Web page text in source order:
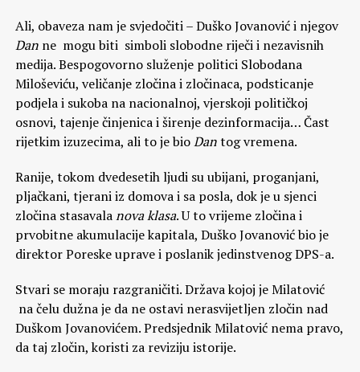
Ali, obaveza nam je svjedočiti – Duško Jovanović i njegov
Danne mogu biti simboli slobodne riječi i nezavisnih
medija. Bespogovorno služenje politici Slobodana
Miloševiću, veličanje zločina i zločinaca, podsticanje
podjela i sukoba na nacionalnoj, vjerskoji političkoj
osnovi, tajenje činjenica i širenje dezinformacija… Čast
rijetkim izuzecima, ali to je bioDantog vremena.
Ranije, tokom dvedesetih ljudi su ubijani, proganjani,
pljačkani, tjerani iz domova i sa posla, dok je u sjenci
zločina stasavalanova klasa. U to vrijeme zločina i
prvobitne akumulacije kapitala, Duško Jovanović bio je
direktor Poreske uprave i poslanik jedinstvenog DPS-a.
Stvari se moraju razgraničiti. Država kojoj je Milatović
na čelu dužna je da ne ostavi nerasvijetljen zločin nad
Duškom Jovanovićem. Predsjednik Milatović nema pravo,
da taj zločin, koristi za reviziju istorije.